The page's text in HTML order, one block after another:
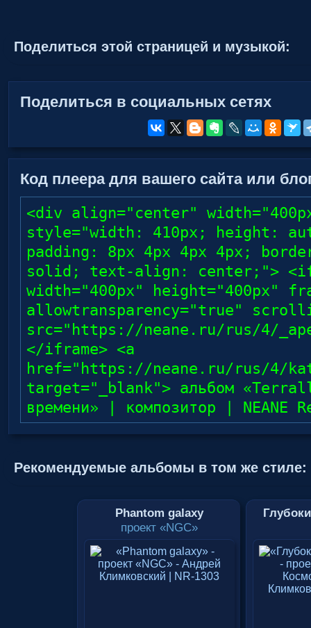
Поделиться этой страницей и музыкой:
Поделиться в социальных сетях
Код плеера для вашего сайта или
<div align="center"
style="width: 410px; height:
padding: 8px 4px 4px 4px;
solid; text-align: center;">
width="400px" height="400px"
allowtransparency="true"
src="https://neane.ru/rus/4/
</iframe> <a
href="https://neane.ru/rus/4/
target="_blank"> альбом
времени» | композитор | NEANE
Рекомендуемые альбомы в том же стиле:
Phantom galaxy
проект «NGC»